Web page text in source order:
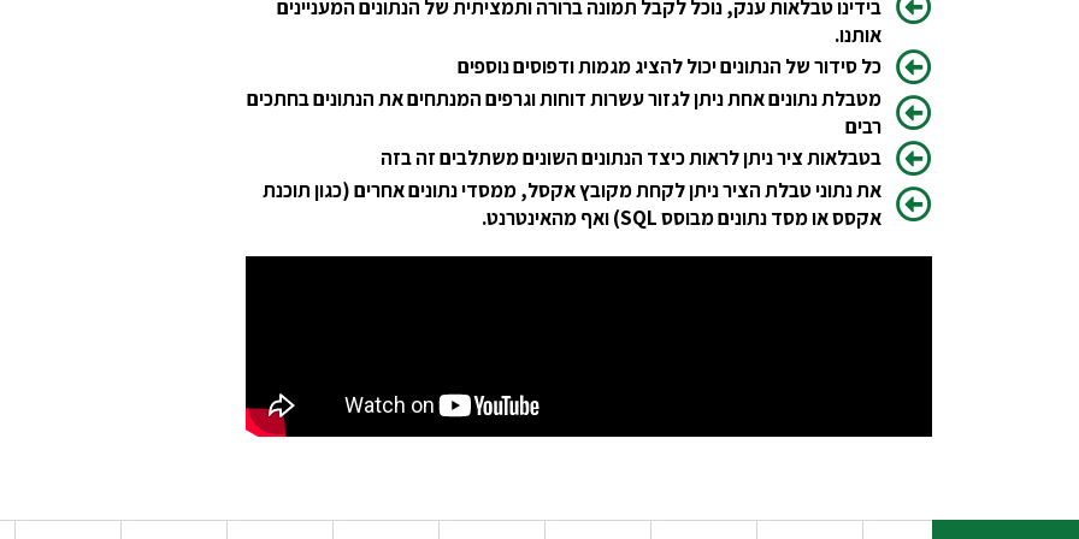
בידינו טבלאות ענק, נוכל לקבל תמונה ברורה ותמציתית של הנתונים המעניינים
אותנו.
כל סידור של הנתונים יכול להציג מגמות ודפוסים נוספים
מטבלת נתונים אחת ניתן לגזור עשרות דוחות וגרפים המנתחים את הנתונים בחתכים
רבים
בטבלאות ציר ניתן לראות כיצד הנתונים השונים משתלבים זה בזה
את נתוני טבלת הציר ניתן לקחת מקובץ אקסל, ממסדי נתונים אחרים (כגון תוכנת
אקסס או מסד נתונים מבוסס SQL) ואף מהאינטרנט.